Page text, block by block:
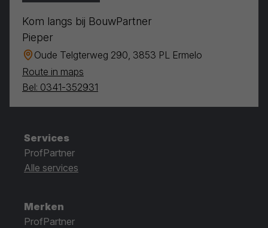
Kom langs bij BouwPartner
Pieper
Oude Telgterweg 290, 3853 PL Ermelo
Route in maps
Bel: 0341-352931
Services
ProfPartner
Alle services
Merken
ProfPartner